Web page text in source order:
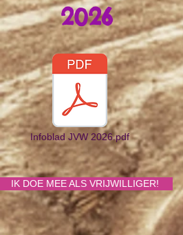
2026
Infoblad JVW 2026.pdf
IK DOE MEE ALS VRIJWILLIGER!